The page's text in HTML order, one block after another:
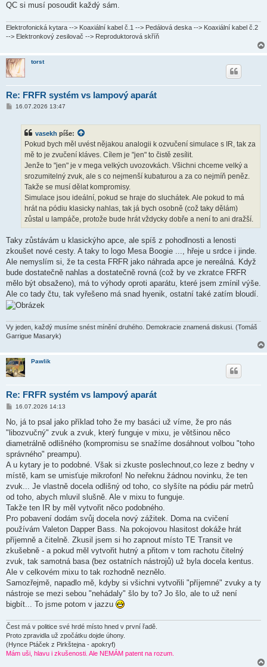
QC si musí posoudit každý sám.
Elektrofonická kytara --> Koaxiální kabel č.1 --> Pedálová deska --> Koaxiální kabel č.2
--> Elektronkový zesilovač --> Reproduktorová skříň
torst
Re: FRFR systém vs lampový aparát
P16.07.2026 13:47
vasekh píše:
Pokud bych měl uvést nějakou analogii k ozvučení simulace s IR, tak za
mě to je zvučení kláves. Cílem je "jen" to čistě zesílit.
Jenže to "jen" je v mega velkých uvozovkách. Všichni chceme velký a
srozumitelný zvuk, ale s co nejmenší kubaturou a za co nejmíň peněz.
Takže se musí dělat kompromisy.
Simulace jsou ideální, pokud se hraje do sluchátek. Ale pokud to má
hrát na pódiu klasicky nahlas, tak já bych osobně (což taky dělám)
zůstal u lampáče, protože bude hrát vždycky dobře a není to ani dražší.
Taky zůstávám u klasickýho apce, ale spíš z pohodlnosti a lenosti
zkoušet nové cesty. A taky to logo Mesa Boogie ..., hřeje u srdce i jinde.
Ale nemyslím si, že ta cesta FRFR jako náhrada apce je nereálná. Když
bude dostatečně nahlas a dostatečně rovná (což by ve zkratce FRFR
mělo být obsaženo), má to výhody oproti aparátu, které jsem zmínil výše.
Ale co tady čtu, tak vyřešeno má snad hyenik, ostatní také zatím bloudí.
Vy jeden, každý musíme snést mínění druhého. Demokracie znamená diskusi. (Tomáš
Garrigue Masaryk)
Pawlik
Re: FRFR systém vs lampový aparát
P
í
p
ě
e
k
16.07.2026 14:13
No, já to psal jako příklad toho že my basáci už víme, že pro nás
"libozvučný" zvuk a zvuk, který funguje v mixu, je většinou něco
diametrálně odlišného (kompromisu se snažíme dosáhnout volbou "toho
správného" preampu).
A u kytary je to podobné. Však si zkuste poslechnout,co leze z bedny v
místě, kam se umisťuje mikrofon! No neřeknu žádnou novinku, že ten
zvuk... Je vlastně docela odlišný od toho, co slyšíte na pódiu pár metrů
od toho, abych mluvil slušně. Ale v mixu to funguje.
Takže ten IR by měl vytvořit něco podobného.
Pro pobavení dodám svůj docela nový zážitek. Doma na cvičení
používám Valeton Dapper Bass. Na pokojovou hlasitost dokáže hrát
příjemně a čitelně. Zkusil jsem si ho zapnout místo TE Transit ve
zkušebně - a pokud měl vytvořit hutný a přitom v tom rachotu čitelný
zvuk, tak samotná basa (bez ostatních nástrojů) už byla docela kentus.
Ale v celkovém mixu to tak rozhodně neznělo.
Samozřejmě, napadlo mě, kdyby si všichni vytvořili "příjemné" zvuky a ty
nástroje se mezi sebou "nehádaly" šlo by to? Jo šlo, ale to už není
bigbít... To jsme potom v jazzu
Čest má v politice své hrdé místo hned v první řadě.
Proto zpravidla už zpočátku dojde úhony.
(Hynce Ptáček z Pirkštejna - apokryf)
Mám uši, hlavu i zkušenosti. Ale NEMÁM patent na rozum.